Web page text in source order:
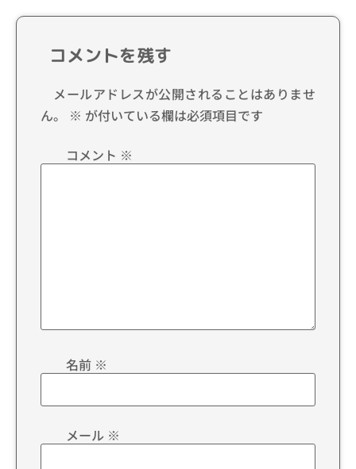
コメントを残す
メールアドレスが公開されることはありませ
ん。
※ が付いている欄は必須項目です
コメント ※
名前 ※
メール ※